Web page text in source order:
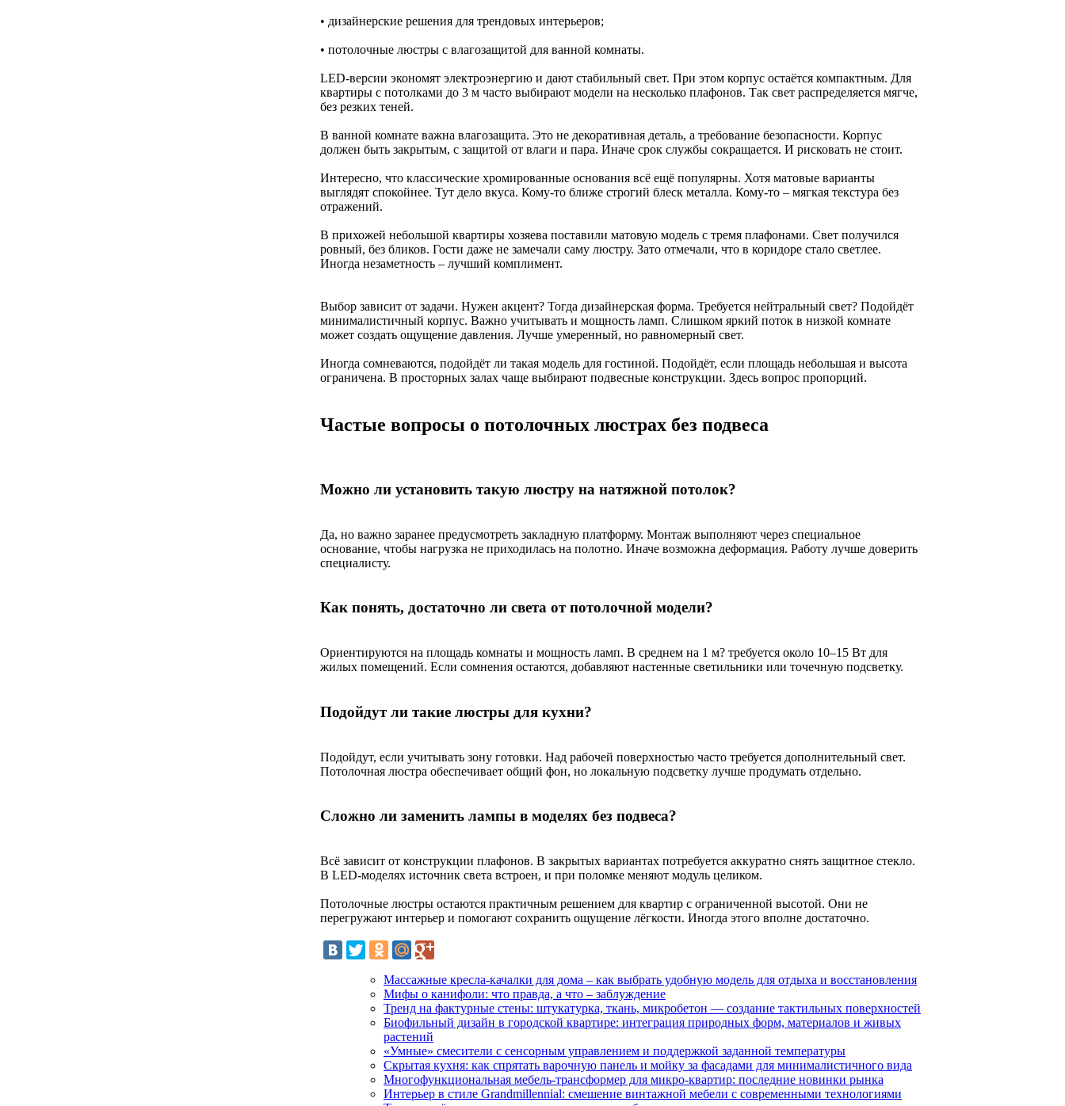
• дизайнерские решения для трендовых интерьеров;
• потолочные люстры с влагозащитой для ванной комнаты.
LED-версии экономят электроэнергию и дают стабильный свет. При этом корпус остаётся компактным. Для
квартиры с потолками до 3 м часто выбирают модели на несколько плафонов. Так свет распределяется мягче,
без резких теней.
В ванной комнате важна влагозащита. Это не декоративная деталь, а требование безопасности. Корпус
должен быть закрытым, с защитой от влаги и пара. Иначе срок службы сокращается. И рисковать не стоит.
Интересно, что классические хромированные основания всё ещё популярны. Хотя матовые варианты
выглядят спокойнее. Тут дело вкуса. Кому-то ближе строгий блеск металла. Кому-то – мягкая текстура без
отражений.
В прихожей небольшой квартиры хозяева поставили матовую модель с тремя плафонами. Свет получился
ровный, без бликов. Гости даже не замечали саму люстру. Зато отмечали, что в коридоре стало светлее.
Иногда незаметность – лучший комплимент.
Выбор зависит от задачи. Нужен акцент? Тогда дизайнерская форма. Требуется нейтральный свет? Подойдёт
минималистичный корпус. Важно учитывать и мощность ламп. Слишком яркий поток в низкой комнате
может создать ощущение давления. Лучше умеренный, но равномерный свет.
Иногда сомневаются, подойдёт ли такая модель для гостиной. Подойдёт, если площадь небольшая и высота
ограничена. В просторных залах чаще выбирают подвесные конструкции. Здесь вопрос пропорций.
Частые вопросы о потолочных люстрах без подвеса
Можно ли установить такую люстру на натяжной потолок?
Да, но важно заранее предусмотреть закладную платформу. Монтаж выполняют через специальное
основание, чтобы нагрузка не приходилась на полотно. Иначе возможна деформация. Работу лучше доверить
специалисту.
Как понять, достаточно ли света от потолочной модели?
Ориентируются на площадь комнаты и мощность ламп. В среднем на 1 м? требуется около 10–15 Вт для
жилых помещений. Если сомнения остаются, добавляют настенные светильники или точечную подсветку.
Подойдут ли такие люстры для кухни?
Подойдут, если учитывать зону готовки. Над рабочей поверхностью часто требуется дополнительный свет.
Потолочная люстра обеспечивает общий фон, но локальную подсветку лучше продумать отдельно.
Сложно ли заменить лампы в моделях без подвеса?
Всё зависит от конструкции плафонов. В закрытых вариантах потребуется аккуратно снять защитное стекло.
В LED-моделях источник света встроен, и при поломке меняют модуль целиком.
Потолочные люстры остаются практичным решением для квартир с ограниченной высотой. Они не
перегружают интерьер и помогают сохранить ощущение лёгкости. Иногда этого вполне достаточно.
Массажные кресла-качалки для дома – как выбрать удобную модель для отдыха и восстановления
Мифы о канифоли: что правда, а что – заблуждение
Тренд на фактурные стены: штукатурка, ткань, микробетон — создание тактильных поверхностей
Биофильный дизайн в городской квартире: интеграция природных форм, материалов и живых
растений
«Умные» смесители с сенсорным управлением и поддержкой заданной температуры
Скрытая кухня: как спрятать варочную панель и мойку за фасадами для минималистичного вида
Многофункциональная мебель-трансформер для микро-квартир: последние новинки рынка
Интерьер в стиле Grandmillennial: смешение винтажной мебели с современными технологиями